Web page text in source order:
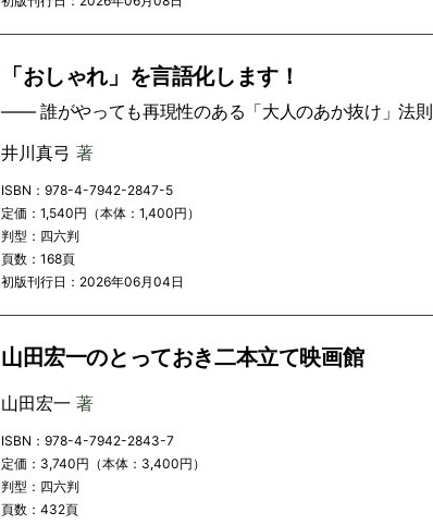
「おしゃれ」を言語化します！
―― 誰がやっても再現性のある「大人のあか抜け」法則
井川真弓 著
ISBN：978-4-7942-2847-5
定価：1,540円（本体：1,400円）
判型：四六判
頁数：168頁
初版刊行日：2026年06月04日
山田宏一のとっておき二本立て映画館
山田宏一 著
ISBN：978-4-7942-2843-7
定価：3,740円（本体：3,400円）
判型：四六判
頁数：432頁